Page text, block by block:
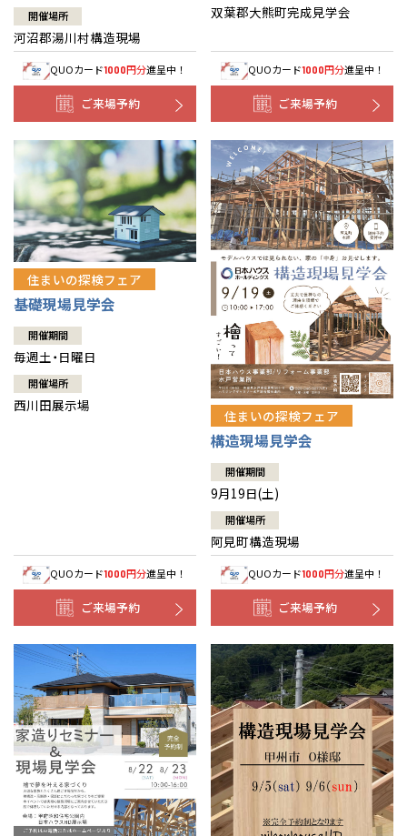
開催場所
河沼郡湯川村構造現場
QUOカード1000円分進呈中！
ご来場予約
双葉郡大熊町完成見学会
QUOカード1000円分進呈中！
ご来場予約
住まいの探検フェア
基礎現場見学会
開催期間
毎週土・日曜日
開催場所
西川田展示場
QUOカード1000円分進呈中！
ご来場予約
住まいの探検フェア
構造現場見学会
開催期間
9月19日(土)
開催場所
阿見町構造現場
QUOカード1000円分進呈中！
ご来場予約